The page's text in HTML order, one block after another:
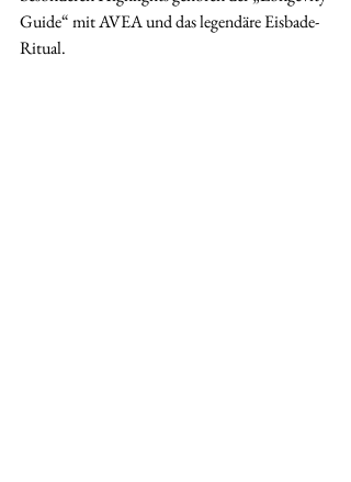
Guide“ mit AVEA und das legendäre Eisbade-
Ritual.